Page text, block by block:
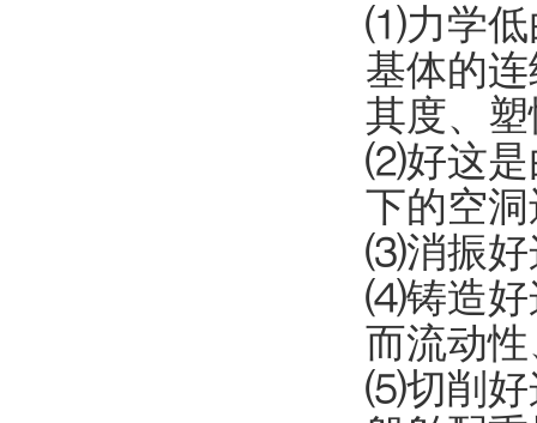
⑴力学
基体的
其度、
⑵好这
下的空
⑶消振
⑷铸造
而流动
⑸切削